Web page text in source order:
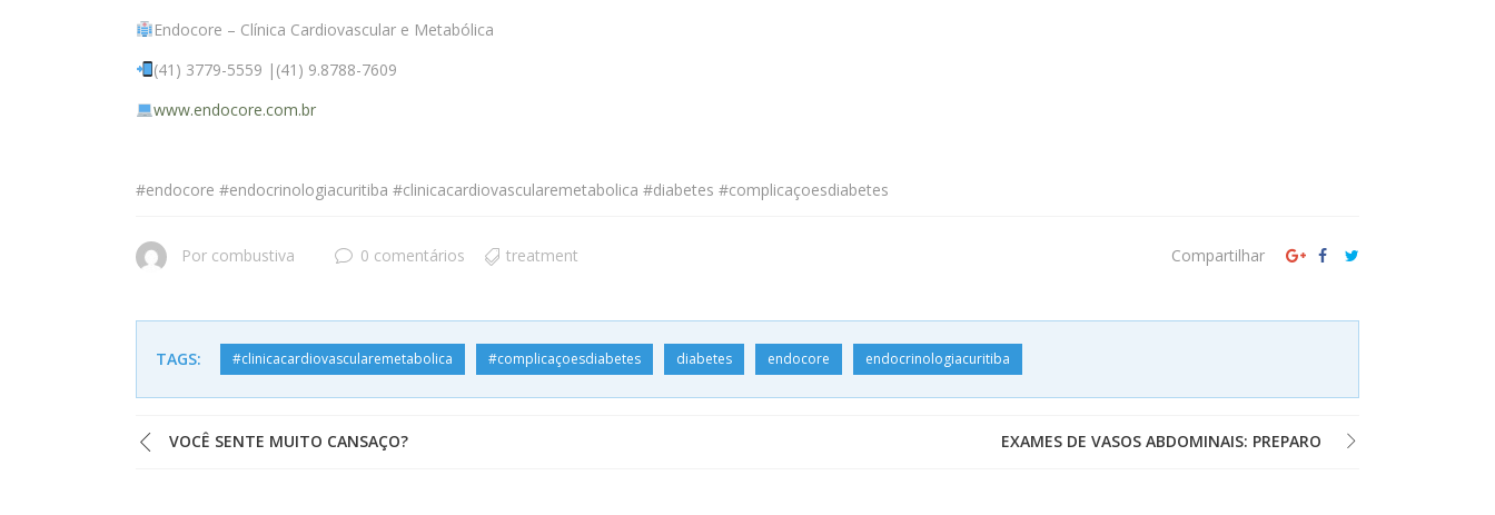
Endocore – Clínica Cardiovascular e Metabólica
(41) 3779-5559 |(41) 9.8788-7609
www.endocore.com.br
#endocore #endocrinologiacuritiba #clinicacardiovascularemetabolica #diabetes #complicaçoesdiabetes
Por combustiva 0 comentários treatment Compartilhar
TAGS: #clinicacardiovascularemetabolica #complicaçoesdiabetes diabetes endocore endocrinologiacuritiba
VOCÊ SENTE MUITO CANSAÇO? EXAMES DE VASOS ABDOMINAIS: PREPARO